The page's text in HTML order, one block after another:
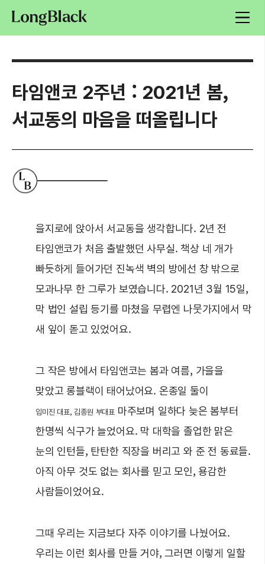
타임앤코 2주년 : 2021년 봄,
서교동의 마음을 떠올립니다
을지로에 앉아서 서교동을 생각합니다. 2년 전
타임앤코가 처음 출발했던 사무실. 책상 네 개가
빠듯하게 들어가던 진녹색 벽의 방에선 창 밖으로
모과나무 한 그루가 보였습니다. 2021년 3월 15일,
막 법인 설립 등기를 마쳤을 무렵엔 나뭇가지에서 막
새 잎이 돋고 있었어요.
그 작은 방에서 타임앤코는 봄과 여름, 가을을
맞았고 롱블랙이 태어났어요. 온종일 둘이
임미진 대표, 김종원 부대표 마주보며 일하다 늦은 봄부터
한명씩 식구가 늘었어요. 막 대학을 졸업한 맑은
눈의 인턴들, 탄탄한 직장을 버리고 와 준 전 동료들.
아직 아무 것도 없는 회사를 믿고 모인, 용감한
사람들이었어요.
그때 우리는 지금보다 자주 이야기를 나눴어요.
우리는 이런 회사를 만들 거야, 그러면 이렇게 일할